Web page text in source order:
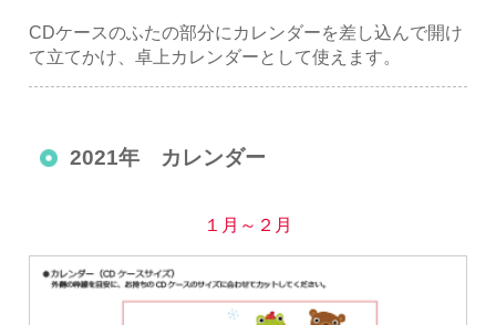
CDケースのふたの部分にカレンダーを差し込んで開け
て立てかけ、卓上カレンダーとして使えます。
2021年 カレンダー
１月～２月